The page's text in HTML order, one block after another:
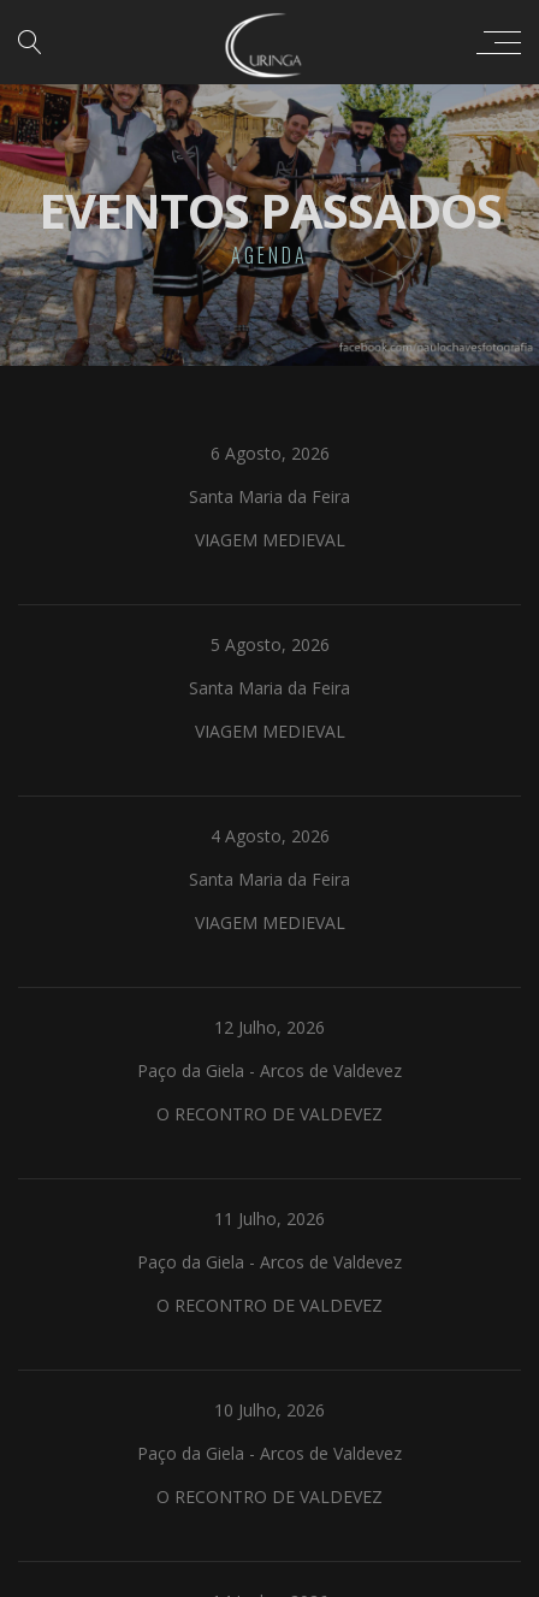
EVENTOS PASSADOS
AGENDA
6 Agosto, 2026
Santa Maria da Feira
VIAGEM MEDIEVAL
5 Agosto, 2026
Santa Maria da Feira
VIAGEM MEDIEVAL
4 Agosto, 2026
Santa Maria da Feira
VIAGEM MEDIEVAL
12 Julho, 2026
Paço da Giela - Arcos de Valdevez
O RECONTRO DE VALDEVEZ
11 Julho, 2026
Paço da Giela - Arcos de Valdevez
O RECONTRO DE VALDEVEZ
10 Julho, 2026
Paço da Giela - Arcos de Valdevez
O RECONTRO DE VALDEVEZ